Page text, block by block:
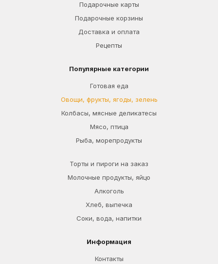
Подарочные карты
Подарочные корзины
Доставка и оплата
Рецепты
Популярные категории
Готовая еда
Овощи, фрукты, ягоды, зелень
Колбасы, мясные деликатесы
Мясо, птица
Рыба, морепродукты
Торты и пироги на заказ
Молочные продукты, яйцо
Алкоголь
Хлеб, выпечка
Соки, вода, напитки
Информация
Контакты